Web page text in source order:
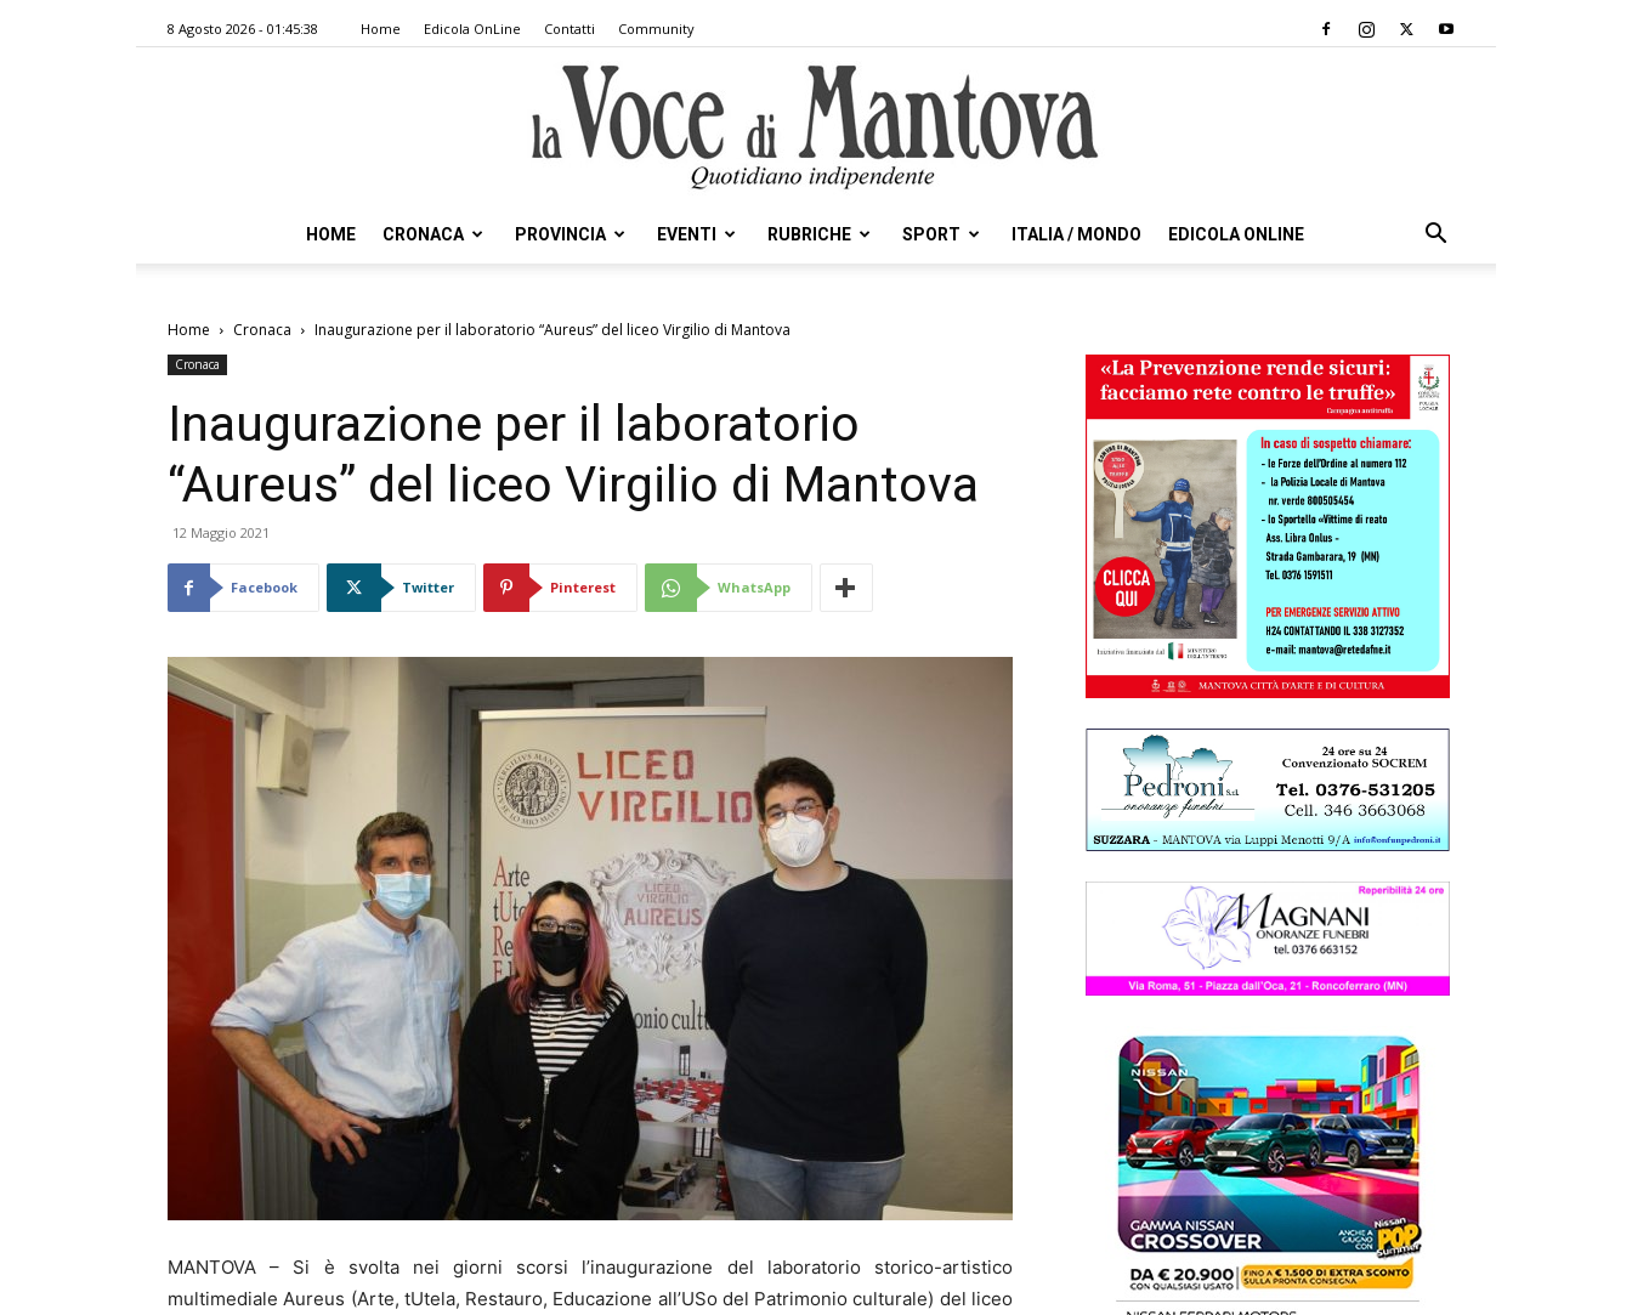
8 Agosto 2026 - 01:45:38 Home Edicola OnLine Contatti Community
Voce
HOME CRONACA PROVINCIA EVENTI RUBRICHE SPORT ITALIA / MONDO EDICOLA ONLINE
Home Cronaca Inaugurazione per il laboratorio “Aureus” del liceo Virgilio di Mantova
Cronaca
Inaugurazione per il laboratorio
“Aureus” del liceo Virgilio di Mantova
12 Maggio 2021
Facebook Twitter Pinterest WhatsApp
MANTOVA – Si è svolta nei giorni scorsi l’inaugurazione del laboratorio storico-artistico
multimediale Aureus (Arte, tUtela, Restauro, Educazione all’USo del Patrimonio culturale) del liceo